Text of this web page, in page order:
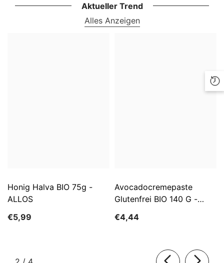
Aktueller Trend
Alles Anzeigen
Honig Halva BIO 75g -
ALLOS
€5,99
Avocadocremepaste
Glutenfrei BIO 140 G -
€4,44